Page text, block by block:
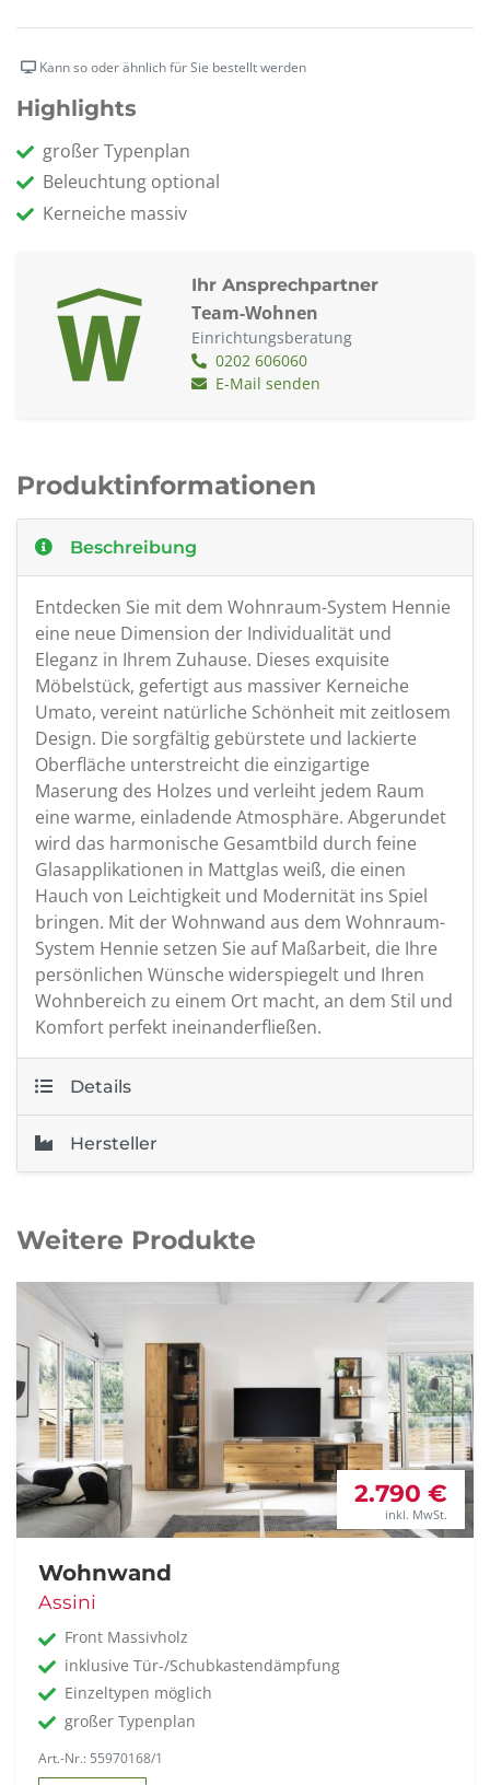
Kann so oder ähnlich für Sie bestellt werden
Highlights
großer Typenplan
Beleuchtung optional
Kerneiche massiv
Ihr Ansprechpartner
Team-Wohnen
Einrichtungsberatung
0202 606060
E-Mail senden
Produktinformationen
Beschreibung
Entdecken Sie mit dem Wohnraum-System Hennie
eine neue Dimension der Individualität und
Eleganz in Ihrem Zuhause. Dieses exquisite
Möbelstück, gefertigt aus massiver Kerneiche
Umato, vereint natürliche Schönheit mit zeitlosem
Design. Die sorgfältig gebürstete und lackierte
Oberfläche unterstreicht die einzigartige
Maserung des Holzes und verleiht jedem Raum
eine warme, einladende Atmosphäre. Abgerundet
wird das harmonische Gesamtbild durch feine
Glasapplikationen in Mattglas weiß, die einen
Hauch von Leichtigkeit und Modernität ins Spiel
bringen. Mit der Wohnwand aus dem Wohnraum-
System Hennie setzen Sie auf Maßarbeit, die Ihre
persönlichen Wünsche widerspiegelt und Ihren
Wohnbereich zu einem Ort macht, an dem Stil und
Komfort perfekt ineinanderfließen.
Details
Hersteller
Weitere Produkte
2.790 €
inkl. MwSt.
Wohnwand
Assini
Front Massivholz
inklusive Tür-/Schubkastendämpfung
Einzeltypen möglich
großer Typenplan
Art.-Nr.: 55970168/1